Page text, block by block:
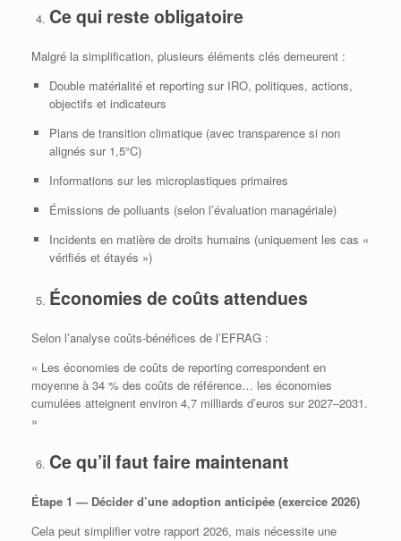
Ce qui reste obligatoire
Malgré la simplification, plusieurs éléments clés demeurent :
Double matérialité et reporting sur IRO, politiques, actions,
objectifs et indicateurs
Plans de transition climatique (avec transparence si non
alignés sur 1,5°C)
Informations sur les microplastiques primaires
Émissions de polluants (selon l’évaluation managériale)
Incidents en matière de droits humains (uniquement les cas «
vérifiés et étayés »)
Économies de coûts attendues
Selon l’analyse coûts‑bénéfices de l’EFRAG :
« Les économies de coûts de reporting correspondent en
moyenne à 34 % des coûts de référence… les économies
cumulées atteignent environ 4,7 milliards d’euros sur 2027–2031.
»
Ce qu’il faut faire maintenant
Étape 1 — Décider d’une adoption anticipée (exercice 2026)
Cela peut simplifier votre rapport 2026, mais nécessite une